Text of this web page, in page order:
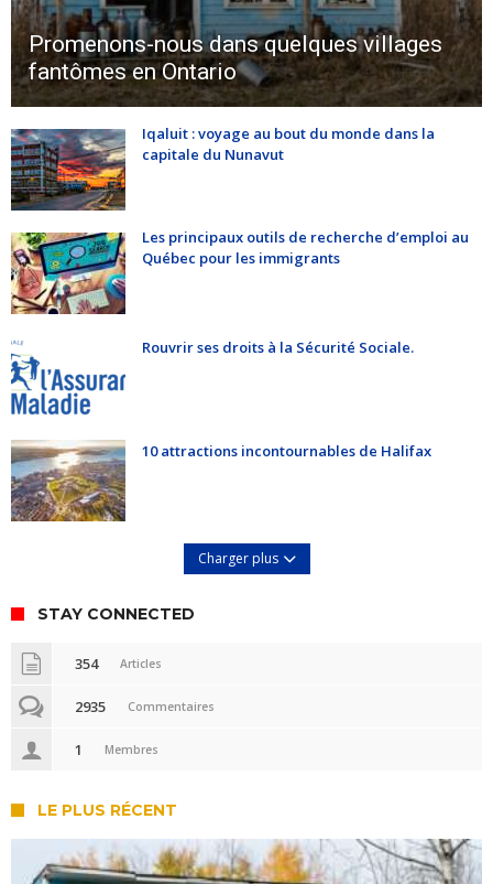
Promenons-nous dans quelques villages
fantômes en Ontario
Iqaluit : voyage au bout du monde dans la
capitale du Nunavut
Les principaux outils de recherche d’emploi au
Québec pour les immigrants
Rouvrir ses droits à la Sécurité Sociale.
10 attractions incontournables de Halifax
Charger plus
STAY CONNECTED
354 Articles
2935 Commentaires
1 Membres
LE PLUS RÉCENT